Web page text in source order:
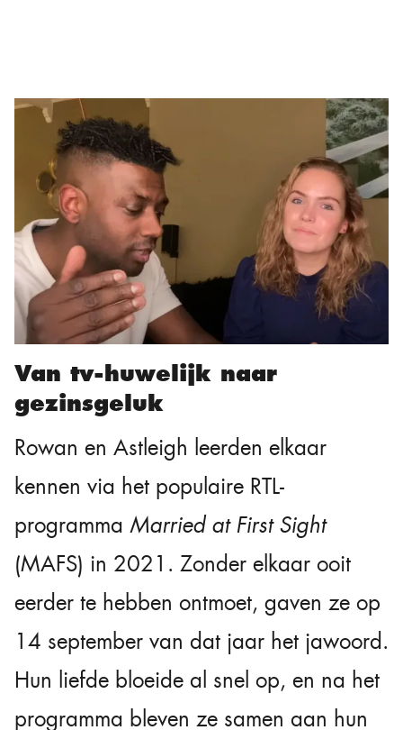
Van tv-huwelijk naar
gezinsgeluk
Rowan en Astleigh leerden elkaar
kennen via het populaire RTL-
programma Married at First Sight
(MAFS) in 2021. Zonder elkaar ooit
eerder te hebben ontmoet, gaven ze op
14 september van dat jaar het jawoord.
Hun liefde bloeide al snel op, en na het
programma bleven ze samen aan hun